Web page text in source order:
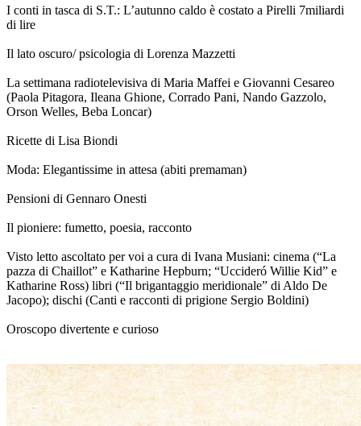
I conti in tasca di S.T.: L’autunno caldo è costato a Pirelli 7miliardi
di lire
Il lato oscuro/ psicologia di Lorenza Mazzetti
La settimana radiotelevisiva di Maria Maffei e Giovanni Cesareo
(Paola Pitagora, Ileana Ghione, Corrado Pani, Nando Gazzolo,
Orson Welles, Beba Loncar)
Ricette di Lisa Biondi
Moda: Elegantissime in attesa (abiti premaman)
Pensioni di Gennaro Onesti
Il pioniere: fumetto, poesia, racconto
Visto letto ascoltato per voi a cura di Ivana Musiani: cinema (“La
pazza di Chaillot” e Katharine Hepburn; “Uccideró Willie Kid” e
Katharine Ross) libri (“Il brigantaggio meridionale” di Aldo De
Jacopo); dischi (Canti e racconti di prigione Sergio Boldini)
Oroscopo divertente e curioso